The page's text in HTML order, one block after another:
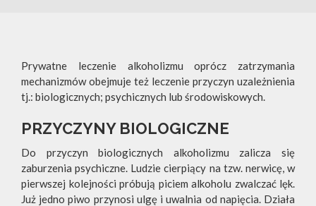
Prywatne leczenie alkoholizmu oprócz zatrzymania
mechanizmów obejmuje też leczenie przyczyn uzależnienia
tj.: biologicznych; psychicznych lub środowiskowych.
PRZYCZYNY BIOLOGICZNE
Do przyczyn biologicznych alkoholizmu zalicza się
zaburzenia psychiczne. Ludzie cierpiący na tzw. nerwicę, w
pierwszej kolejności próbują piciem alkoholu zwalczać lęk.
Już jedno piwo przynosi ulgę i uwalnia od napięcia. Działa